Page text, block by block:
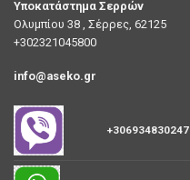
Υποκατάστημα Σερρών
Ολυμπίου 38 , Σέρρες, 62125
+302321045800
info@aseko.gr
+306934830247